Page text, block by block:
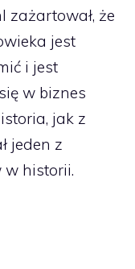
zażartował, że
jest
i jest
w biznes
jak z
jeden z
historii.